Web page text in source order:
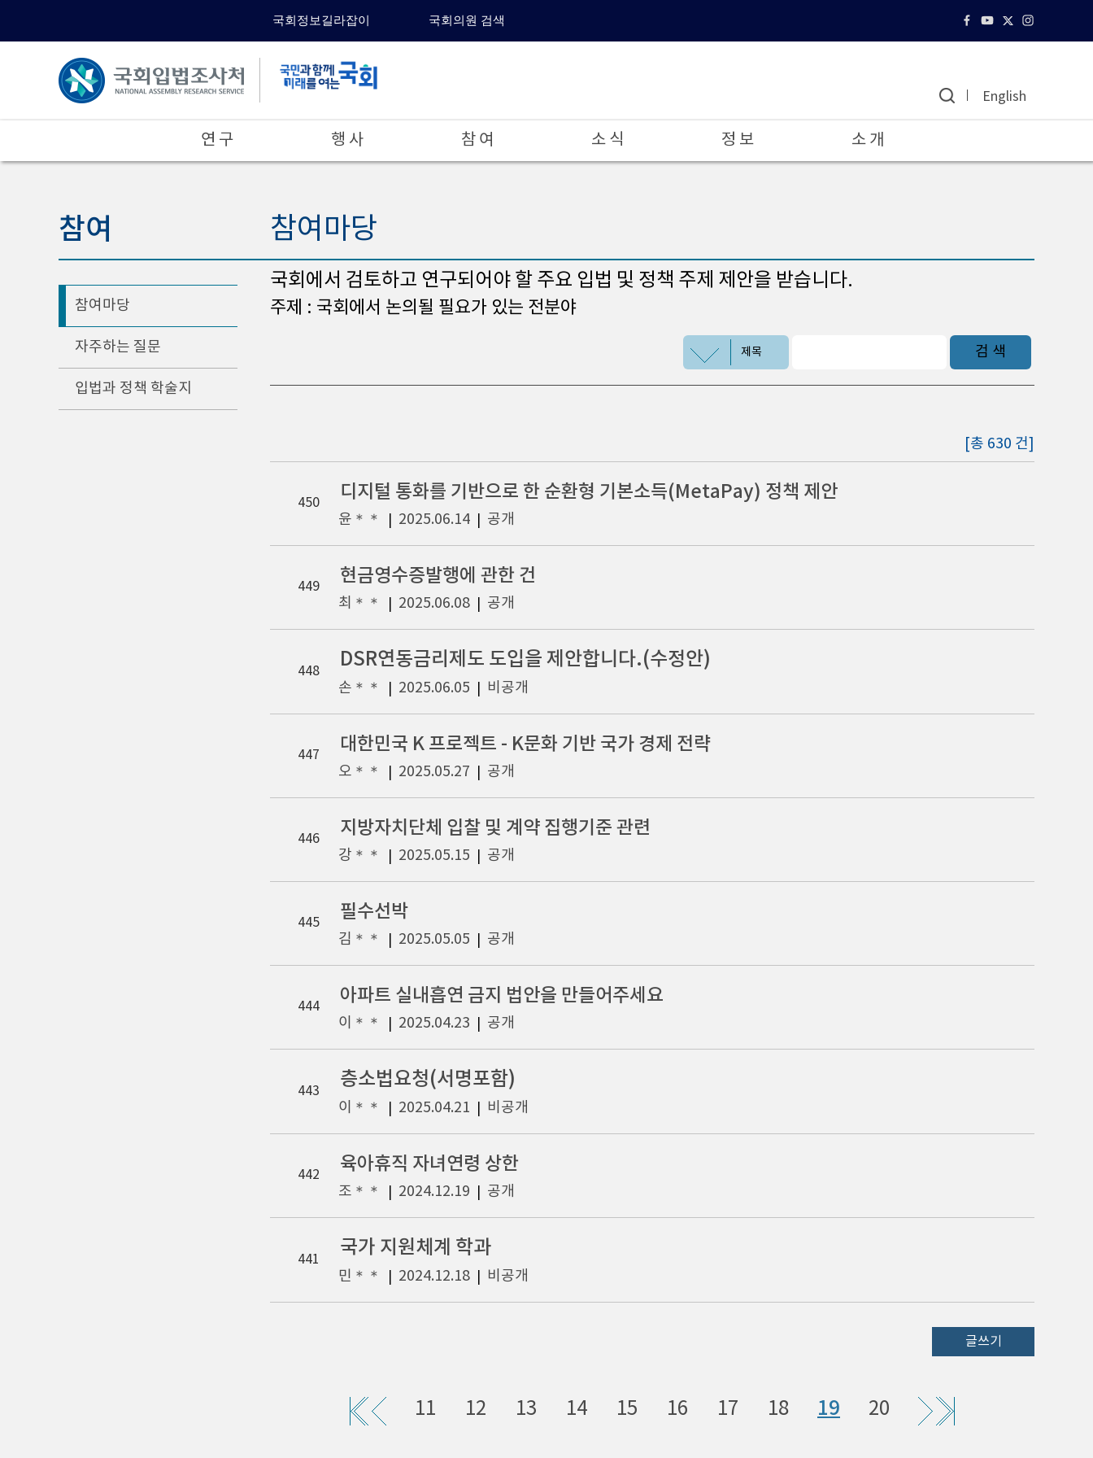
국회정보길라잡이 국회의원 검색
English
연 구 행 사 참 여 소 식 정 보 소 개
참여
참여마당
자주하는 질문
입법과 정책 학술지
참여마당
국회에서 검토하고 연구되어야 할 주요 입법 및 정책 주제 제안을 받습니다.
주제 : 국회에서 논의될 필요가 있는 전분야
제목 검 색
[총 630 건]
450 디지털 통화를 기반으로 한 순환형 기본소득(MetaPay) 정책 제안
윤＊＊ 2025.06.14 공개
449 현금영수증발행에 관한 건
최＊＊ 2025.06.08 공개
448 DSR연동금리제도 도입을 제안합니다.(수정안)
손＊＊ 2025.06.05 비공개
447 대한민국 K 프로젝트 - K문화 기반 국가 경제 전략
오＊＊ 2025.05.27 공개
446 지방자치단체 입찰 및 계약 집행기준 관련
강＊＊ 2025.05.15 공개
445 필수선박
김＊＊ 2025.05.05 공개
444 아파트 실내흡연 금지 법안을 만들어주세요
이＊＊ 2025.04.23 공개
443 층소법요청(서명포함)
이＊＊ 2025.04.21 비공개
442 육아휴직 자녀연령 상한
조＊＊ 2024.12.19 공개
441 국가 지원체계 학과
민＊＊ 2024.12.18 비공개
글쓰기
11 12 13 14 15 16 17 18 19 20